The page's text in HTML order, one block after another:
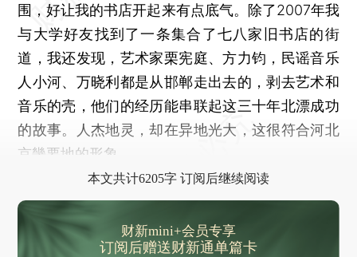
围，好让我的书店开起来有点底气。除了2007年我
与大学好友找到了一条集合了七八家旧书店的街
道，我还发现，艺术家栗宪庭、方力钧，民谣音乐
人小河、万晓利都是从邯郸走出去的，剥去艺术和
音乐的壳，他们的经历能串联起这三十年北漂成功
的故事。人杰地灵，却在异地光大，这很符合河北
京畿要地的形象。
本文共计6205字 订阅后继续阅读
财新mini+会员专享
订阅后赠送财新通单篇卡